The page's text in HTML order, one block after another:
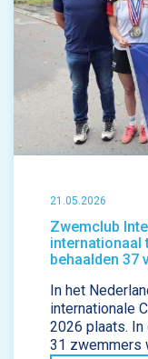
21.05.2026
Zwemclub
internationaal
behaalden 37
In het
internationale
2026 plaats.
31 zwemmers